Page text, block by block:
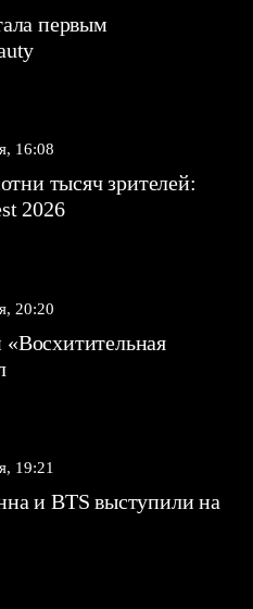
первым
16:08
тысяч зрителей:
2026
20:20
19:21
и BTS выступили на